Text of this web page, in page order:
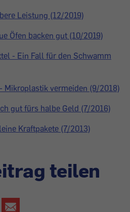
Leistung (12/2019)
Öfen backen gut (10/2019)
- Ein Fall für den Schwamm
Mikroplastik vermeiden (9/2018)
gut fürs halbe Geld (7/2016)
Kraftpakete (7/2013)
teilen